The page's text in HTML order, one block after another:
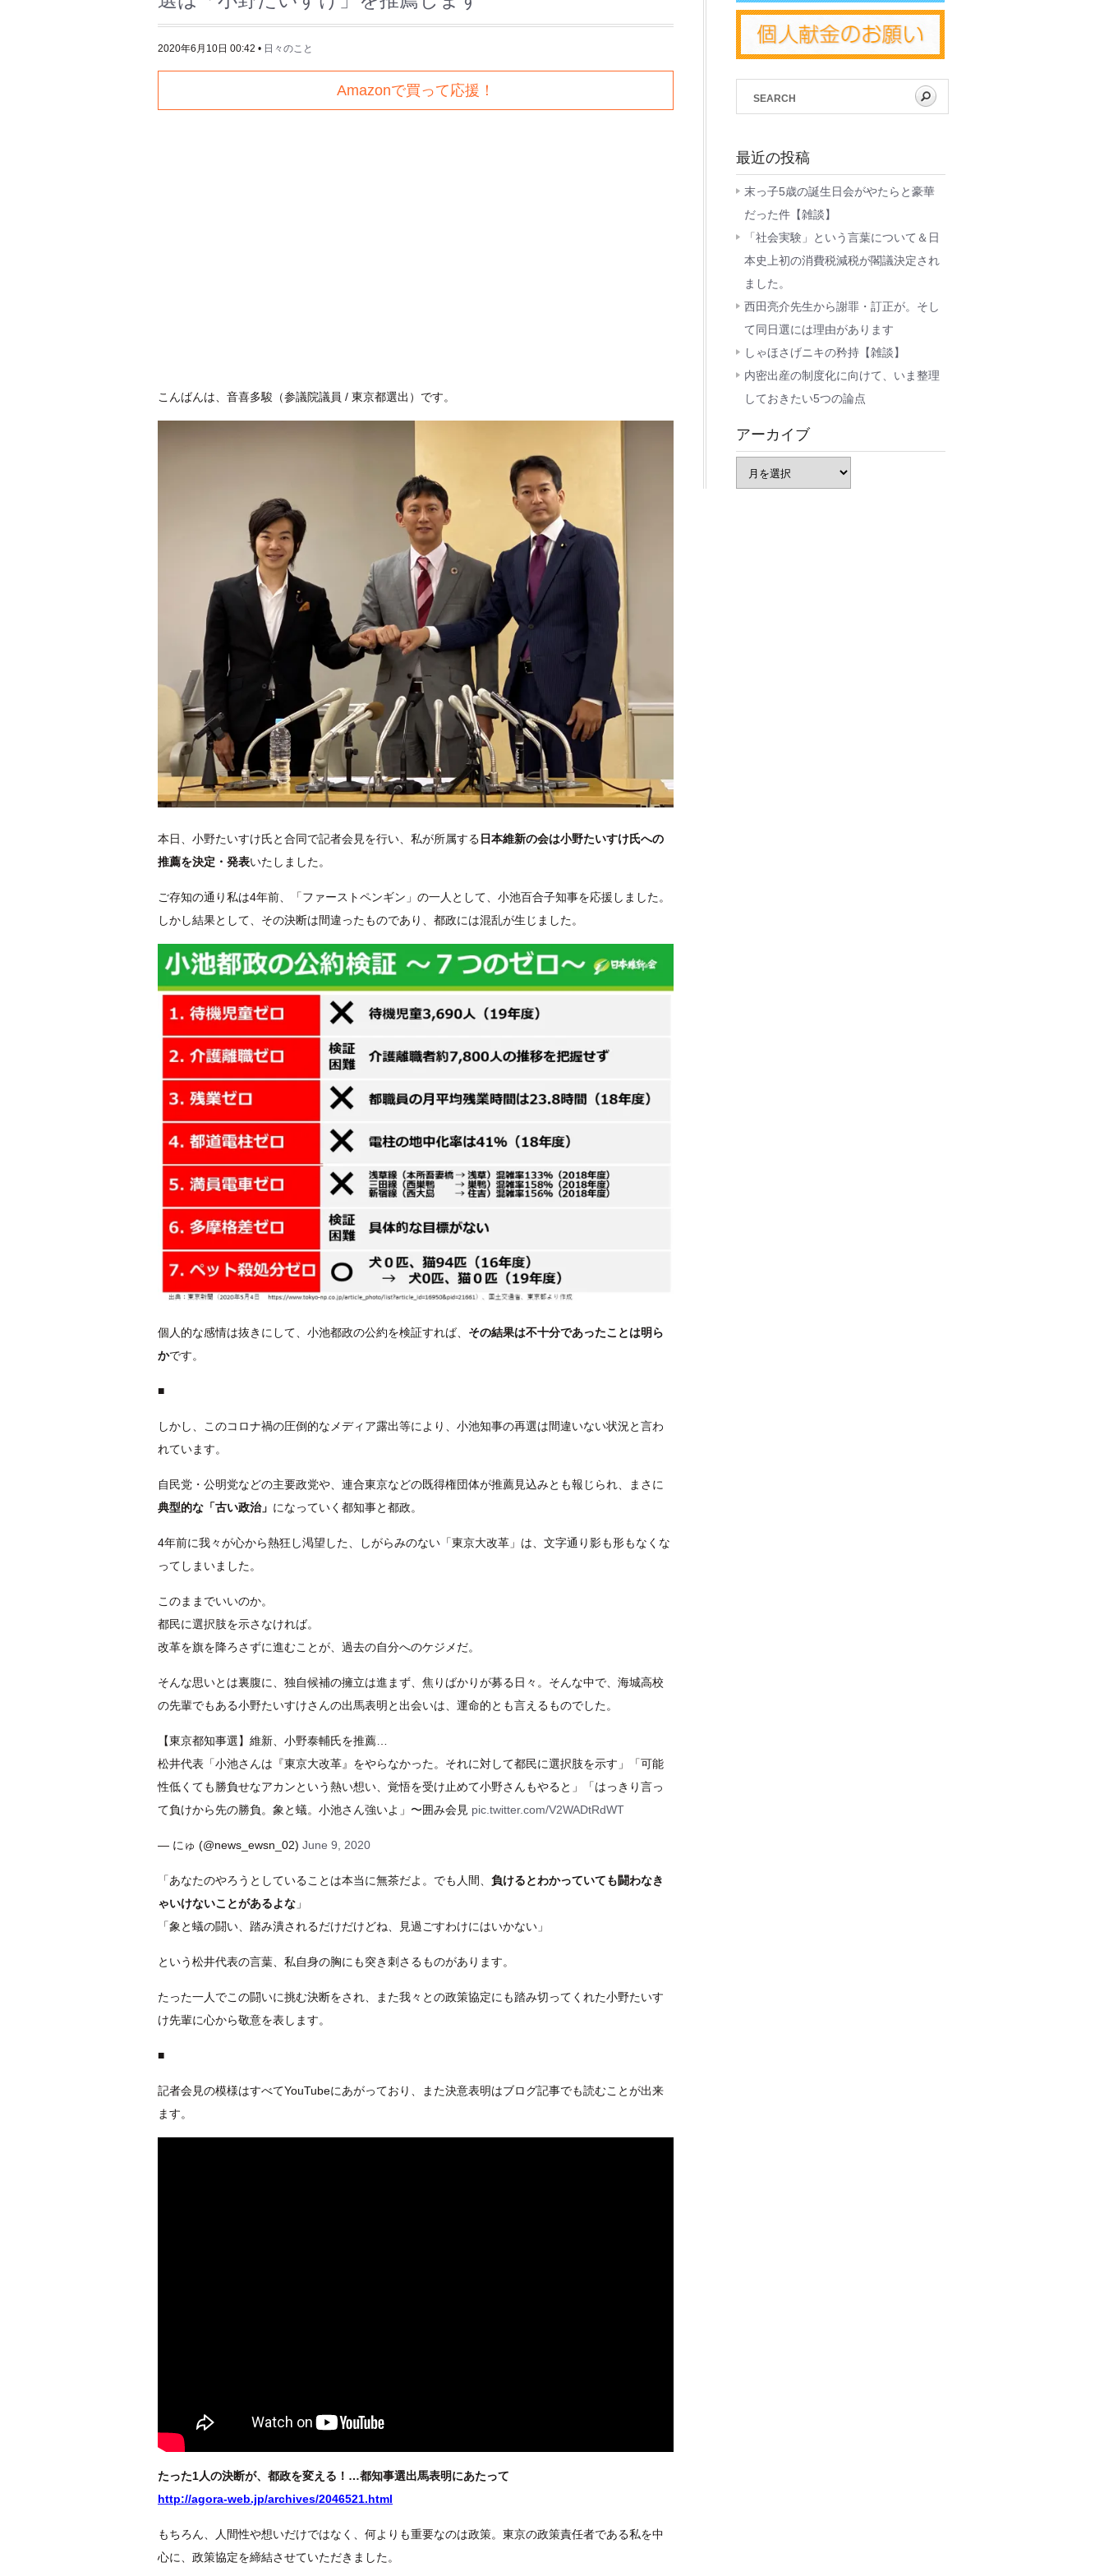
2020年6月10日 00:42 • 日々のこと
Amazonで買って応援！
こんばんは、音喜多駿（参議院議員 / 東京都選出）です。
本日、小野たいすけ氏と合同で記者会見を行い、私が所属する 日本維新の会は小野たいすけ氏への
推薦を決定・発表いたしました。
ご存知の通り私は4年前、「ファーストペンギン」の一人として、小池百合子知事を応援しました。
しかし結果として、その決断は間違ったものであり、都政には混乱が生じました。
個人的な感情は抜きにして、小池都政の公約を検証すれば、 その結果は不十分であったことは明ら
かです。
■
しかし、このコロナ禍の圧倒的なメディア露出等により、小池知事の再選は間違いない状況と言わ
れています。
自民党・公明党などの主要政党や、連合東京などの既得権団体が推薦見込みとも報じられ、まさに
典型的な「古い政治」 になっていく都知事と都政。
4年前に我々が心から熱狂し渇望した、しがらみのない「東京大改革」は、文字通り影も形もなくな
ってしまいました。
このままでいいのか。
都民に選択肢を示さなければ。
改革を旗を降ろさずに進むことが、過去の自分へのケジメだ。
そんな思いとは裏腹に、独自候補の擁立は進まず、焦りばかりが募る日々。そんな中で、海城高校
の先輩でもある小野たいすけさんの出馬表明と出会いは、運命的とも言えるものでした。
【東京都知事選】維新、小野泰輔氏を推薦…
松井代表「小池さんは『東京大改革』をやらなかった。それに対して都民に選択肢を示す」「可能
性低くても勝負せなアカンという熱い想い、覚悟を受け止めて小野さんもやると」「はっきり言っ
て負けから先の勝負。象と蟻。小池さん強いよ」〜囲み会見 pic.twitter.com/V2WADtRdWT
— にゅ (@news_ewsn_02) June 9, 2020
「あなたのやろうとしていることは本当に無茶だよ。でも人間、 負けるとわかっていても闘わなき
ゃいけないことがあるよな 」
「象と蟻の闘い、踏み潰されるだけだけどね、見過ごすわけにはいかない」
という松井代表の言葉、私自身の胸にも突き刺さるものがあります。
たった一人でこの闘いに挑む決断をされ、また我々との政策協定にも踏み切ってくれた小野たいす
け先輩に心から敬意を表します。
■
記者会見の模様はすべてYouTubeにあがっており、また決意表明はブログ記事でも読むことが出来
ます。
たった1人の決断が、都政を変える！…都知事選出馬表明にあたって
http://agora-web.jp/archives/2046521.html
もちろん、人間性や想いだけではなく、何よりも重要なのは政策。東京の政策責任者である私を中
心に、政策協定を締結させていただきました。
最近の投稿
末っ子5歳の誕生日会がやたらと豪華
だった件【雑談】
「社会実験」という言葉について＆日
本史上初の消費税減税が閣議決定され
ました。
西田亮介先生から謝罪・訂正が。そし
て同日選には理由があります
しゃほさげニキの矜持【雑談】
内密出産の制度化に向けて、いま整理
しておきたい5つの論点
アーカイブ